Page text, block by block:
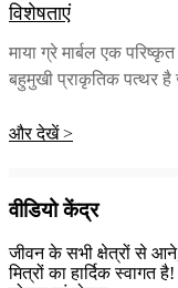
विशेषताएं
माया ग्रे मार्बल एक
बहुमुखी प्राकृतिक पत्थर है
और देखें >
वीडियो केंद्र
जीवन के सभी क्षेत्रों से
मित्रों का हार्दिक स्वागत है!